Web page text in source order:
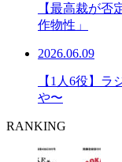
【最高裁が
作物性」
2026.06.09
【1人6役】
や〜
RANKING